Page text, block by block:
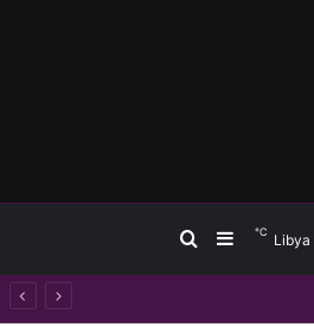
Libya
℃ إضافة عمود جانبي
بحث عن